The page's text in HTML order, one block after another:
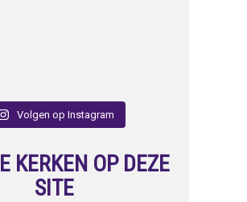
Volgen op Instagram
KERKEN OP DEZE
SITE